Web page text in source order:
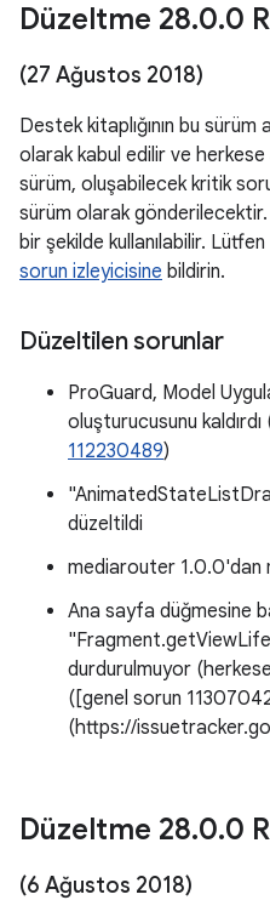
Düzeltme 28.0.0
(27 Ağustos 2018)
Destek kitaplığının bu
olarak kabul edilir ve herkese
sürüm, oluşabilecek kritik
sürüm olarak
bir şekilde kullanılabilir.
sorun izleyicisine bildirin.
Düzeltilen sorunlar
ProGuard, Model
oluşturucusunu
112230489)
düzeltildi
mediarouter 1.0.0'dan
Ana sayfa düğmesine
durdurulmuyor
([genel sorun
(https://
Düzeltme 28.0.0
(6 Ağustos 2018)